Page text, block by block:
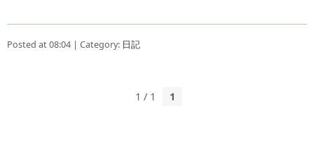
Posted at 08:04 | Category: 日記
1 / 1 1